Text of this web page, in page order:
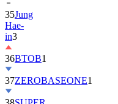
35Jung
Hae-
in3
36BTOB1
37ZEROBASEONE1